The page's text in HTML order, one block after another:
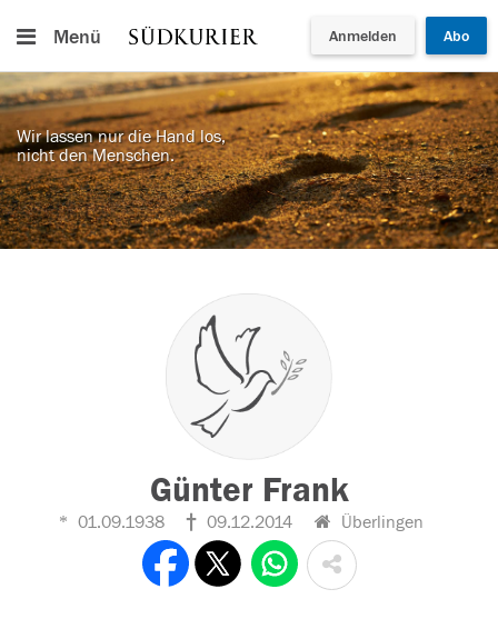
Menü Anmelden Abo
Wir lassen nur die Hand los,
nicht den Menschen.
Günter Frank
01.09.1938 09.12.2014 Überlingen